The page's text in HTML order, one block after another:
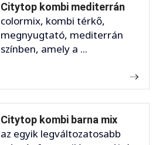
Citytop kombi mediterrán
colormix, kombi térkő,
megnyugtató, mediterrán
színben, amely a ...
Citytop kombi barna mix
az egyik legváltozatosabb